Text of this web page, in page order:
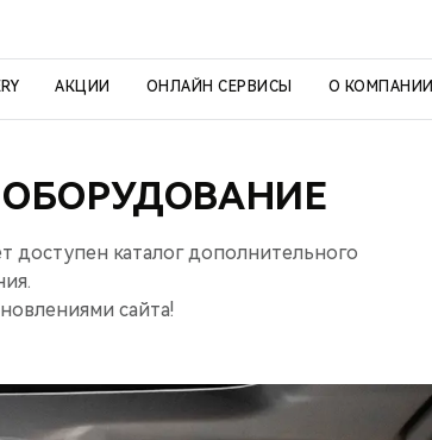
АКЦИИ ОНЛАЙН СЕРВИСЫ О КОМПАНИИ
доступен каталог дополнительного
сайта!